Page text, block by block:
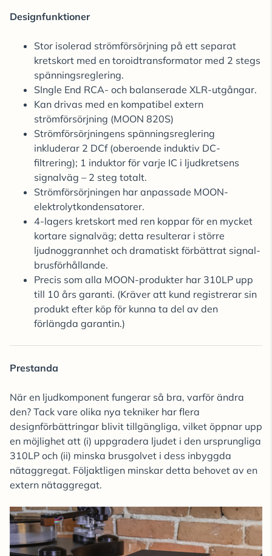
Designfunktioner
Stor isolerad strömförsörjning på ett separat
kretskort med en toroidtransformator med 2 stegs
spänningsreglering.
SIngle End RCA- och balanserade XLR-utgångar.
Kan drivas med en kompatibel extern
strömförsörjning (MOON 820S)
Strömförsörjningens spänningsreglering
inkluderar 2 DCf (oberoende induktiv DC-
filtrering); 1 induktor för varje IC i ljudkretsens
signalväg – 2 steg totalt.
Strömförsörjningen har anpassade MOON-
elektrolytkondensatorer.
4-lagers kretskort med ren koppar för en mycket
kortare signalväg; detta resulterar i större
ljudnoggrannhet och dramatiskt förbättrat signal-
brusförhållande.
Precis som alla MOON-produkter har 310LP upp
till 10 års garanti. (Kräver att kund registrerar sin
produkt efter köp för kunna ta del av den
förlängda garantin.)
Prestanda
När en ljudkomponent fungerar så bra, varför ändra
den? Tack vare olika nya tekniker har flera
designförbättringar blivit tillgängliga, vilket öppnar upp
en möjlighet att (i) uppgradera ljudet i den ursprungliga
310LP och (ii) minska brusgolvet i dess inbyggda
nätaggregat. Följaktligen minskar detta behovet av en
extern nätaggregat.